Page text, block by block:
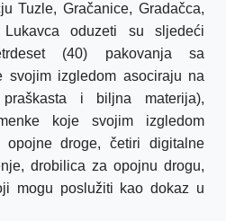
Tuzle, Gračanice, Gradačca,
oduzeti su sljedeći
(40) pakovanja sa
svojim izgledom asociraju na
i biljna materija),
koje svojim izgledom
opojne droge, četiri digitalne
drobilica za opojnu drogu,
mogu poslužiti kao dokaz u